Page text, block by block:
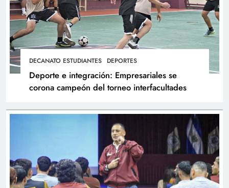
DECANATO ESTUDIANTES DEPORTES
Deporte e integración: Empresariales se
corona campeón del torneo interfacultades